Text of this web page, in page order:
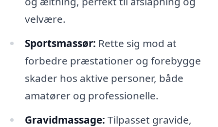
velvære.
Sportsmassør: Rette sig mod at
forbedre præstationer og forebygge
skader hos aktive personer, både
amatører og professionelle.
Gravidmassage: Tilpasset gravide,